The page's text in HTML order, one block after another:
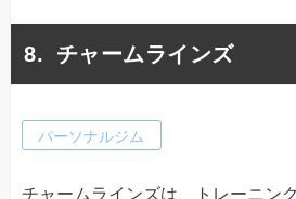
チャームラインズ
パーソナルジム
チャームラインズは、トレーニン